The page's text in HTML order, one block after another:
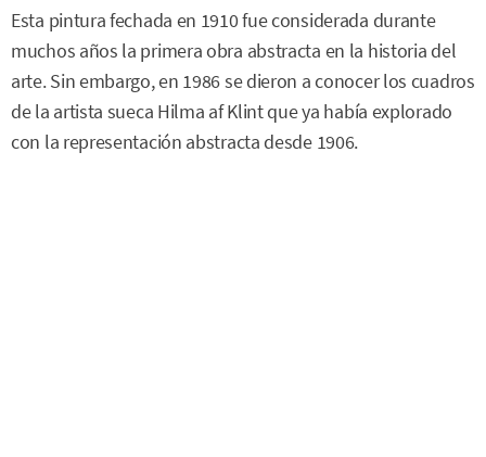
Esta pintura fechada en 1910 fue considerada durante
muchos años la primera obra abstracta en la historia del
arte. Sin embargo, en 1986 se dieron a conocer los cuadros
de la artista sueca Hilma af Klint que ya había explorado
con la representación abstracta desde 1906.